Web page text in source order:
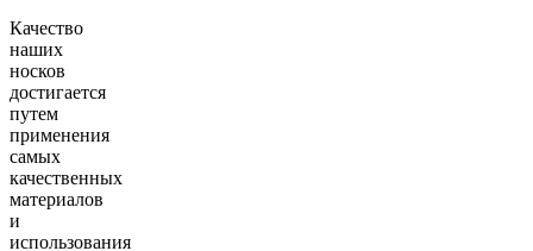
Качество
наших
носков
достигается
путем
применения
самых
качественных
материалов
и
использования